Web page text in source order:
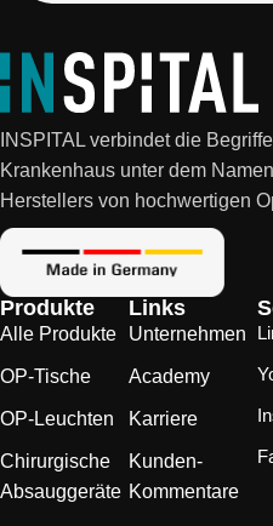
INSPITAL verbindet die
Krankenhaus unter dem
Herstellers von hochwertigen
Produkte
Alle Produkte
OP-Tische
OP-Leuchten
Chirurgische
Absauggeräte
Links
Unternehmen
Academy
Karriere
Kunden-
Kommentare